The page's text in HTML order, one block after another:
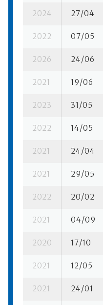
2024 27/04
2022 07/05
2026 24/06
2021 19/06
2023 31/05
2022 14/05
2021 24/04
2021 29/05
2022 20/02
2021 04/09
2020 17/10
2021 12/05
2021 24/01